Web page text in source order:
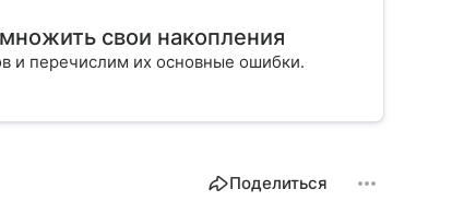
свои накопления
и перечислим их основные ошибки.
Поделиться